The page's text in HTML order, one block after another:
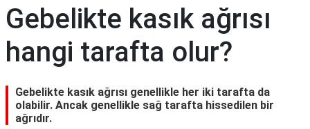
Gebelikte kasık ağrısı
hangi tarafta olur?
Gebelikte kasık ağrısı genellikle her iki tarafta da
olabilir. Ancak genellikle sağ tarafta hissedilen bir
ağrıdır.